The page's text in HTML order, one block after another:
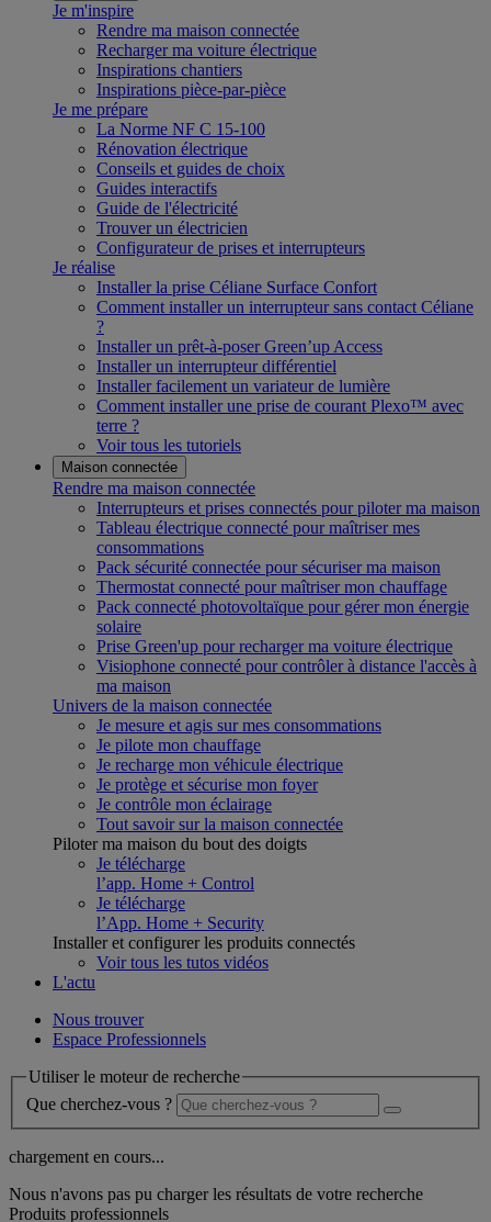
Je m'inspire
Rendre ma maison connectée
Recharger ma voiture électrique
Inspirations chantiers
Inspirations pièce-par-pièce
Je me prépare
La Norme NF C 15-100
Rénovation électrique
Conseils et guides de choix
Guides interactifs
Guide de l'électricité
Trouver un électricien
Configurateur de prises et interrupteurs
Je réalise
Installer la prise Céliane Surface Confort
Comment installer un interrupteur sans contact Céliane
?
Installer un prêt-à-poser Green’up Access
Installer un interrupteur différentiel
Installer facilement un variateur de lumière
Comment installer une prise de courant Plexo™ avec
terre ?
Voir tous les tutoriels
Maison connectée
Rendre ma maison connectée
Interrupteurs et prises connectés pour piloter ma maison
Tableau électrique connecté pour maîtriser mes
consommations
Pack sécurité connectée pour sécuriser ma maison
Thermostat connecté pour maîtriser mon chauffage
Pack connecté photovoltaïque pour gérer mon énergie
solaire
Prise Green'up pour recharger ma voiture électrique
Visiophone connecté pour contrôler à distance l'accès à
ma maison
Univers de la maison connectée
Je mesure et agis sur mes consommations
Je pilote mon chauffage
Je recharge mon véhicule électrique
Je protège et sécurise mon foyer
Je contrôle mon éclairage
Tout savoir sur la maison connectée
Piloter ma maison du bout des doigts
Je télécharge
l’app. Home + Control
Je télécharge
l’App. Home + Security
Installer et configurer les produits connectés
Voir tous les tutos vidéos
L'actu
Nous trouver
Espace Professionnels
Utiliser le moteur de recherche
Que cherchez-vous ?
chargement en cours...
Nous n'avons pas pu charger les résultats de votre recherche
Produits professionnels